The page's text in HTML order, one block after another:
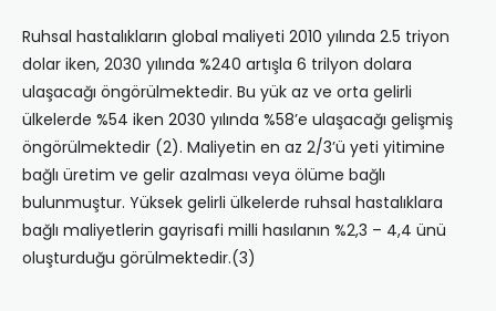
Ruhsal hastalıkların global maliyeti 2010 yılında 2.5 triyon
dolar iken, 2030 yılında %240 artışla 6 trilyon dolara
ulaşacağı öngörülmektedir. Bu yük az ve orta gelirli
ülkelerde %54 iken 2030 yılında %58’e ulaşacağı gelişmiş
öngörülmektedir (2). Maliyetin en az 2/3’ü yeti yitimine
bağlı üretim ve gelir azalması veya ölüme bağlı
bulunmuştur. Yüksek gelirli ülkelerde ruhsal hastalıklara
bağlı maliyetlerin gayrisafi milli hasılanın %2,3 – 4,4 ünü
oluşturduğu görülmektedir.(3)